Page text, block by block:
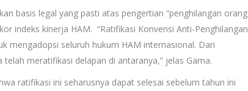
basis legal yang pasti atas pengertian “penghilangan orang
indeks kinerja HAM. “Ratifikasi Konvensi Anti-Penghilangan
mengadopsi seluruh hukum HAM internasional. Dari
meratifikasi delapan di antaranya,” jelas Gama.
ratifikasi ini seharusnya dapat selesai sebelum tahun ini